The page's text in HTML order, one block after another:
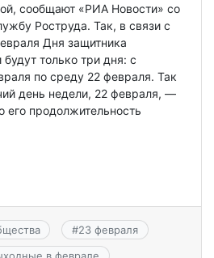
сообщают «РИА Новости» со
Роструда. Так, в связи с
Дня защитника
только три дня: с
по среду 22 февраля. Так
день недели, 22 февраля, —
его продолжительность
#23 февраля